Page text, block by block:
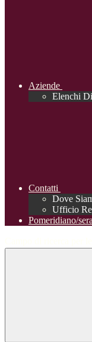
Aziende
Elenchi
Contatti
Dove
Ufficio
Pomeridiano/